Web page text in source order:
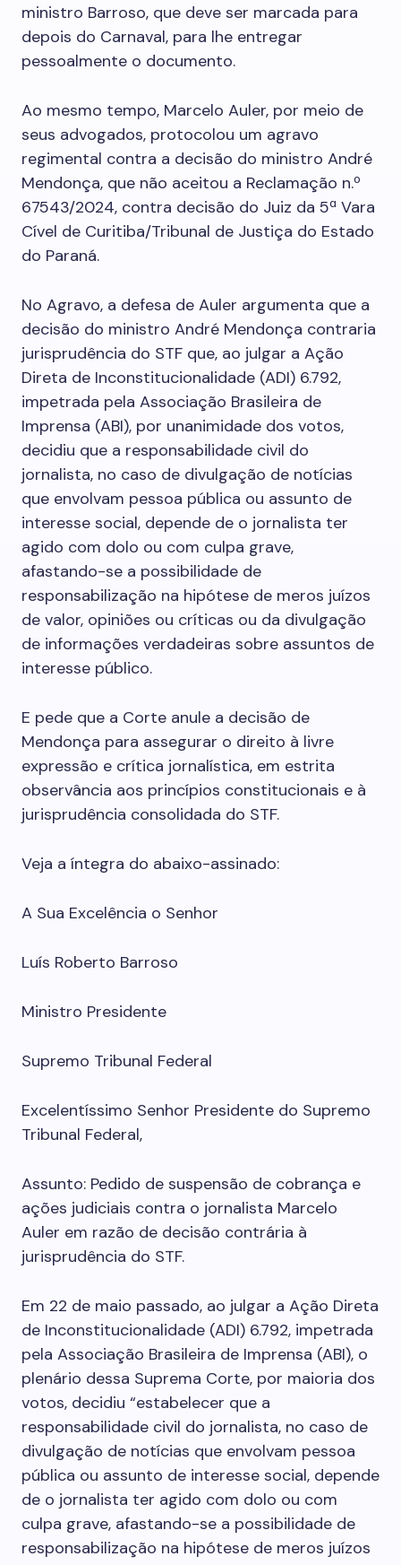
ministro Barroso, que deve ser marcada para
depois do Carnaval, para lhe entregar
pessoalmente o documento.
Ao mesmo tempo, Marcelo Auler, por meio de
seus advogados, protocolou um agravo
regimental contra a decisão do ministro André
Mendonça, que não aceitou a Reclamação n.º
67543/2024, contra decisão do Juiz da 5ª Vara
Cível de Curitiba/Tribunal de Justiça do Estado
do Paraná.
No Agravo, a defesa de Auler argumenta que a
decisão do ministro André Mendonça contraria
jurisprudência do STF que, ao julgar a Ação
Direta de Inconstitucionalidade (ADI) 6.792,
impetrada pela Associação Brasileira de
Imprensa (ABI), por unanimidade dos votos,
decidiu que a responsabilidade civil do
jornalista, no caso de divulgação de notícias
que envolvam pessoa pública ou assunto de
interesse social, depende de o jornalista ter
agido com dolo ou com culpa grave,
afastando-se a possibilidade de
responsabilização na hipótese de meros juízos
de valor, opiniões ou críticas ou da divulgação
de informações verdadeiras sobre assuntos de
interesse público.
E pede que a Corte anule a decisão de
Mendonça para assegurar o direito à livre
expressão e crítica jornalística, em estrita
observância aos princípios constitucionais e à
jurisprudência consolidada do STF.
Veja a íntegra do abaixo-assinado:
A Sua Excelência o Senhor
Luís Roberto Barroso
Ministro Presidente
Supremo Tribunal Federal
Excelentíssimo Senhor Presidente do Supremo
Tribunal Federal,
Assunto: Pedido de suspensão de cobrança e
ações judiciais contra o jornalista Marcelo
Auler em razão de decisão contrária à
jurisprudência do STF.
Em 22 de maio passado, ao julgar a Ação Direta
de Inconstitucionalidade (ADI) 6.792, impetrada
pela Associação Brasileira de Imprensa (ABI), o
plenário dessa Suprema Corte, por maioria dos
votos, decidiu “estabelecer que a
responsabilidade civil do jornalista, no caso de
divulgação de notícias que envolvam pessoa
pública ou assunto de interesse social, depende
de o jornalista ter agido com dolo ou com
culpa grave, afastando-se a possibilidade de
responsabilização na hipótese de meros juízos